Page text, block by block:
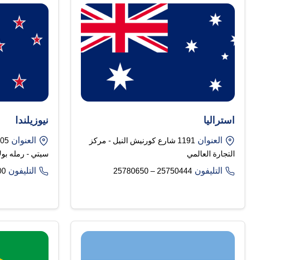
استراليا
العنوان
1191 شارع كورنيش النيل - مركز
التجارة العالمي
التليفون 25750444 – 25780650​
نيوزيلندا
العنوان
سيتي - رمله
التليفون